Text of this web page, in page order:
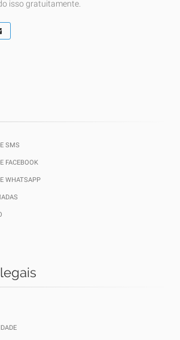
isso gratuitamente.
SMS
FACEBOOK
WHATSAPP